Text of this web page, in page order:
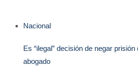
Nacional
Es “ilegal” decisión de negar
abogado